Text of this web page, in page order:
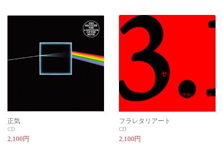
正気
CD
2,100円
フラレタリアート
CD
2,100円